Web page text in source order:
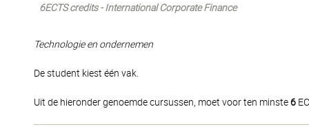
6ECTS credits - International Corporate Finance
Technologie en ondernemen
De student kiest één vak.
Uit de hieronder genoemde cursussen, moet voor ten minste6